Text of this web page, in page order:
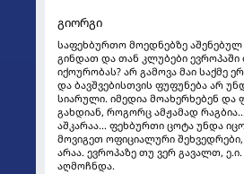
გიორგი
საფეხბურთო მოედნებზე
გინდათ და თან კლუბები
იქოურობას? არ გამოვა მაი საქმე
და ბავშვებისთვის ფუფუნება არ
სიარული. იმედია მოახერხებენ და
გახდიან, როგორც ამჟამად
აშკარაა... ფეხბურთი ცოტა უნდა
მოვიგეთ ოფიციალური
არაა. ევროპაზე თუ ვერ გავალთ,
აღმოჩნდა.